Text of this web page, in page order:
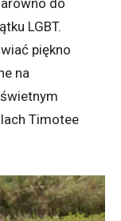
do
LGBT.
piękno
na
Timotee